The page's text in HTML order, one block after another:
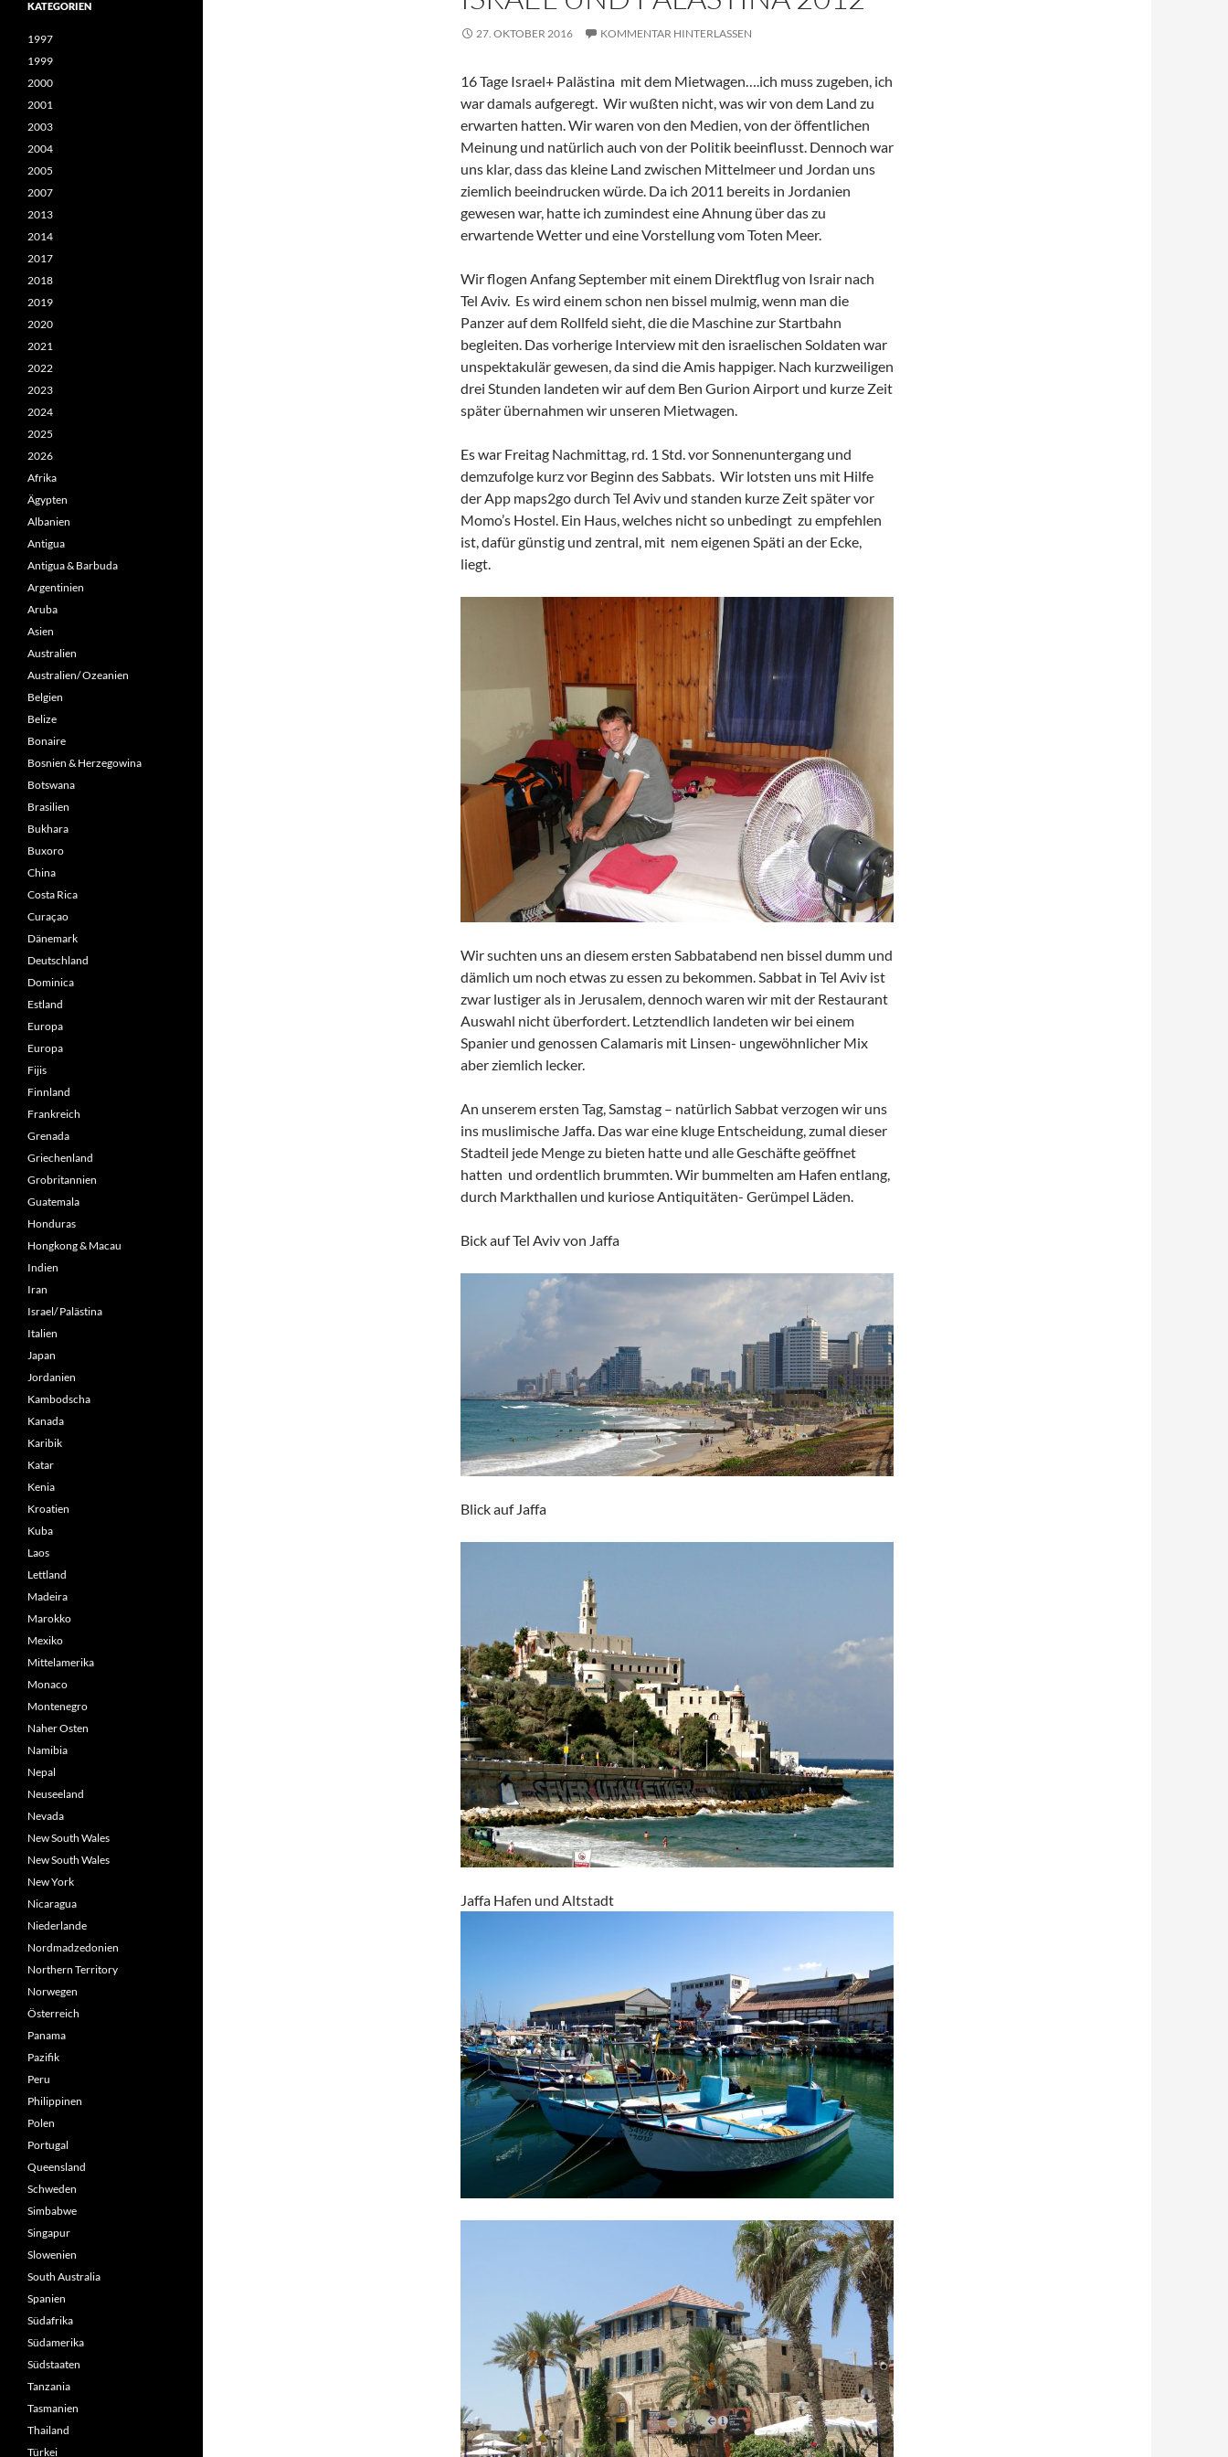
27. OKTOBER 2016 KOMMENTAR HINTERLASSEN
16 Tage Israel+ Palästina mit dem Mietwagen….ich muss zugeben, ich
war damals aufgeregt. Wir wußten nicht, was wir von dem Land zu
erwarten hatten. Wir waren von den Medien, von der öffentlichen
Meinung und natürlich auch von der Politik beeinflusst. Dennoch war
uns klar, dass das kleine Land zwischen Mittelmeer und Jordan uns
ziemlich beeindrucken würde. Da ich 2011 bereits in Jordanien
gewesen war, hatte ich zumindest eine Ahnung über das zu
erwartende Wetter und eine Vorstellung vom Toten Meer.
Wir flogen Anfang September mit einem Direktflug von Israir nach
Tel Aviv. Es wird einem schon nen bissel mulmig, wenn man die
Panzer auf dem Rollfeld sieht, die die Maschine zur Startbahn
begleiten. Das vorherige Interview mit den israelischen Soldaten war
unspektakulär gewesen, da sind die Amis happiger. Nach kurzweiligen
drei Stunden landeten wir auf dem Ben Gurion Airport und kurze Zeit
später übernahmen wir unseren Mietwagen.
Es war Freitag Nachmittag, rd. 1 Std. vor Sonnenuntergang und
demzufolge kurz vor Beginn des Sabbats. Wir lotsten uns mit Hilfe
der App maps2go durch Tel Aviv und standen kurze Zeit später vor
Momo’s Hostel. Ein Haus, welches nicht so unbedingt zu empfehlen
ist, dafür günstig und zentral, mit nem eigenen Späti an der Ecke,
liegt.
Wir suchten uns an diesem ersten Sabbatabend nen bissel dumm und
dämlich um noch etwas zu essen zu bekommen. Sabbat in Tel Aviv ist
zwar lustiger als in Jerusalem, dennoch waren wir mit der Restaurant
Auswahl nicht überfordert. Letztendlich landeten wir bei einem
Spanier und genossen Calamaris mit Linsen- ungewöhnlicher Mix
aber ziemlich lecker.
An unserem ersten Tag, Samstag – natürlich Sabbat verzogen wir uns
ins muslimische Jaffa. Das war eine kluge Entscheidung, zumal dieser
Stadteil jede Menge zu bieten hatte und alle Geschäfte geöffnet
hatten und ordentlich brummten. Wir bummelten am Hafen entlang,
durch Markthallen und kuriose Antiquitäten- Gerümpel Läden.
Bick auf Tel Aviv von Jaffa
Blick auf Jaffa
Jaffa Hafen und Altstadt
KATEGORIEN
1997
1999
2000
2001
2003
2004
2005
2007
2013
2014
2017
2018
2019
2020
2021
2022
2023
2024
2025
2026
Afrika
Ägypten
Albanien
Antigua
Antigua & Barbuda
Argentinien
Aruba
Asien
Australien
Australien/ Ozeanien
Belgien
Belize
Bonaire
Bosnien & Herzegowina
Botswana
Brasilien
Bukhara
Buxoro
China
Costa Rica
Curaçao
Dänemark
Deutschland
Dominica
Estland
Europa
Europa
Fijis
Finnland
Frankreich
Grenada
Griechenland
Grobritannien
Guatemala
Honduras
Hongkong & Macau
Indien
Iran
Israel/ Palästina
Italien
Japan
Jordanien
Kambodscha
Kanada
Karibik
Katar
Kenia
Kroatien
Kuba
Laos
Lettland
Madeira
Marokko
Mexiko
Mittelamerika
Monaco
Montenegro
Naher Osten
Namibia
Nepal
Neuseeland
Nevada
New South Wales
New South Wales
New York
Nicaragua
Niederlande
Nordmadzedonien
Northern Territory
Norwegen
Österreich
Panama
Pazifik
Peru
Philippinen
Polen
Portugal
Queensland
Schweden
Simbabwe
Singapur
Slowenien
South Australia
Spanien
Südafrika
Südamerika
Südstaaten
Tanzania
Tasmanien
Thailand
Türkei